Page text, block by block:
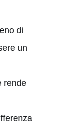
di
un
rende